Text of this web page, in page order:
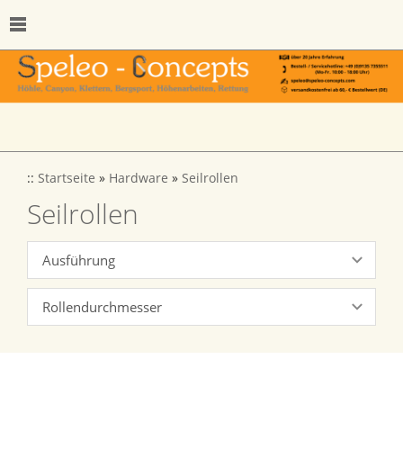
:: Startseite » Hardware » Seilrollen
Seilrollen
Ausführung
Rollendurchmesser